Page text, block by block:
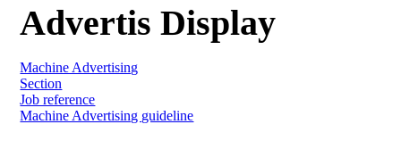
Advertis Display
Machine Advertising
Section
Job reference
Machine Advertising guideline